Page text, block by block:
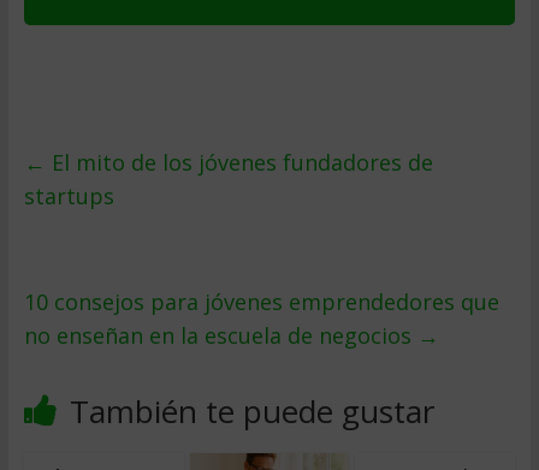
← El mito de los jóvenes fundadores de
startups
10 consejos para jóvenes emprendedores que
no enseñan en la escuela de negocios →
También te puede gustar